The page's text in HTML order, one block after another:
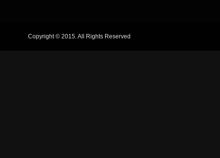
Copyright © 2015. All Rights Reserved